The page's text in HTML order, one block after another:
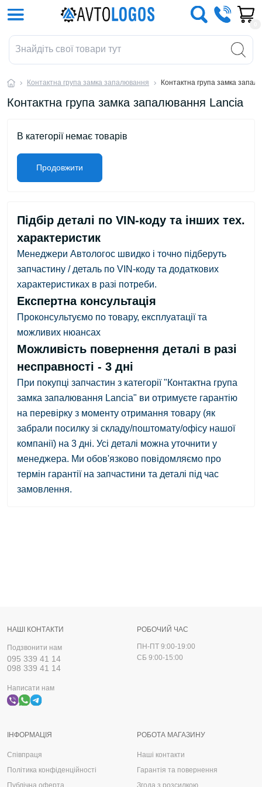
Контактна група замка запалювання Контактна група замка
Контактна група замка запалювання Lancia
В категорії немає товарів
Продовжити
Підбір деталі по VIN-коду та інших тех.
характеристик
Менеджери Автологос швидко і точно підберуть
запчастину / деталь по VIN-коду та додаткових
характеристиках в разі потреби.
Експертна консультація
Проконсультуємо по товару, експлуатації та
можливих нюансах
Можливість повернення деталі в разі
несправності - 3 дні
При покупці запчастин з категорії "Контактна група
замка запалювання Lancia" ви отримуєте гарантію
на перевірку з моменту отримання товару (як
забрали посилку зі складу/поштомату/офісу нашої
компанії) на 3 дні. Усі деталі можна уточнити у
менеджера. Ми обов'язково повідомляємо про
термін гарантії на запчастини та деталі під час
замовлення.
НАШІ КОНТАКТИ
Подзвонити нам
095 339 41 14
098 339 41 14
Написати нам
РОБОТА МАГАЗИНУ
Наші контакти
Гарантія та повернення
Згода з розсилкою
ІНФОРМАЦІЯ
Співпраця
Політика конфіденційності
Публічна оферта
РОБОЧИЙ ЧАС
ПН-ПТ 9:00-19:00
СБ 9:00-15:00